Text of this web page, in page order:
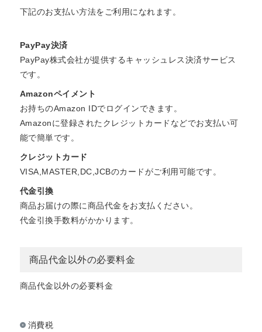
下記のお支払い方法をご利用になれます。
PayPay決済
PayPay株式会社が提供するキャッシュレス決済サービス
です。
Amazonペイメント
お持ちのAmazon IDでログインできます。
Amazonに登録されたクレジットカードなどでお支払い可
能で簡単です。
クレジットカード
VISA,MASTER,DC,JCBのカードがご利用可能です。
代金引換
商品お届けの際に商品代金をお支払ください。
代金引換手数料がかかります。
商品代金以外の必要料金
商品代金以外の必要料金
消費税